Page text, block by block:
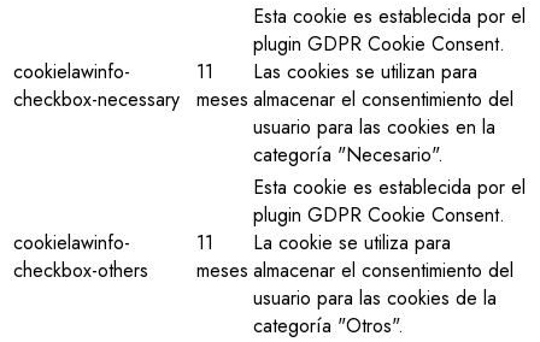
cookielawinfo-
checkbox-necessary
11
meses
Esta cookie es establecida por el
plugin GDPR Cookie Consent.
Las cookies se utilizan para
almacenar el consentimiento del
usuario para las cookies en la
categoría "Necesario".
cookielawinfo-
checkbox-others
11
meses
Esta cookie es establecida por el
plugin GDPR Cookie Consent.
La cookie se utiliza para
almacenar el consentimiento del
usuario para las cookies de la
categoría "Otros".